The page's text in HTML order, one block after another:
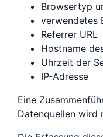
Browsertyp
verwendetes
Referrer URL
Hostname
Uhrzeit der
IP-Adresse
Eine
Datenquellen wird